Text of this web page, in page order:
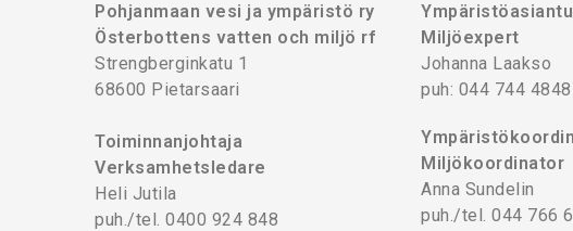
Pohjanmaan vesi ja ympäristö ry
Österbottens vatten och miljö rf
Strengberginkatu 1
68600 Pietarsaari
Toiminnanjohtaja
Verksamhetsledare
Heli Jutila
puh./tel. 0400 924 848
Miljöexpert
Johanna Laakso
puh: 044 744 4848
Miljökoordinator
Anna Sundelin
puh./tel. 044 766